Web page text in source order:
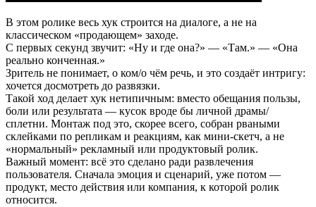
В этом ролике весь хук строится на диалоге, а не на
классическом «продающем» заходе.
С первых секунд звучит: «Ну и где она?» — «Там.» — «Она
реально конченная.»
Зритель не понимает, о ком/о чём речь, и это создаёт интригу:
хочется досмотреть до развязки.
Такой ход делает хук нетипичным: вместо обещания пользы,
боли или результата — кусок вроде бы личной драмы/
сплетни. Монтаж под это, скорее всего, собран рваными
склейками по репликам и реакциям, как мини-скетч, а не
«нормальный» рекламный или продуктовый ролик.
Важный момент: всё это сделано ради развлечения
пользователя. Сначала эмоция и сценарий, уже потом —
продукт, место действия или компания, к которой ролик
относится.